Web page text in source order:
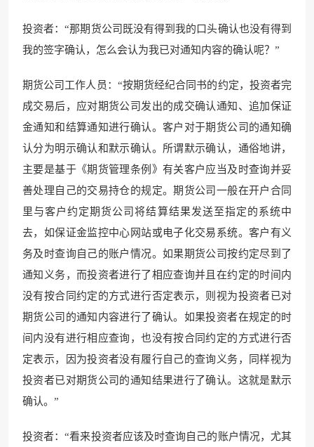
投资者：“那期货公司既没有得到我的口头确认也没有得到
我的签字确认，怎么会认为我已对通知内容的确认呢？”
期货公司工作人员：“按期货经纪合同书的约定，投资者完
成交易后，应对期货公司发出的成交确认通知、追加保证
金通知和结算通知进行确认。客户对于期货公司的通知确
认分为明示确认和默示确认。所谓默示确认，通俗地讲，
主要是基于《期货管理条例》有关客户应当及时查询并妥
善处理自己的交易持仓的规定。期货公司一般在开户合同
里与客户约定期货公司将结算结果发送至指定的系统中
去，如保证金监控中心网站或电子化交易系统。客户有义
务及时查询自己的账户情况。如果期货公司按约定尽到了
通知义务，而投资者进行了相应查询并且在约定的时间内
没有按合同约定的方式进行否定表示，则视为投资者已对
期货公司的通知内容进行了确认。如果投资者在规定的时
间内没有进行相应查询，也没有按合同约定的方式进行否
定表示，因为投资者没有履行自己的查询义务，同样视为
投资者已对期货公司的通知结果进行了确认。这就是默示
确认。”
投资者：“看来投资者应该及时查询自己的账户情况，尤其